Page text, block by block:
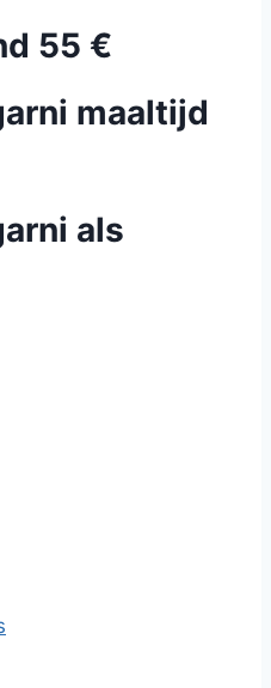
55 €
maaltijd
als